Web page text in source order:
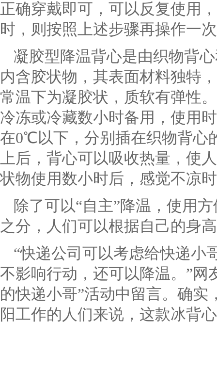
正确穿戴即可，可以反复使用
时，则按照上述步骤再操作一
凝胶型降温背心是由织物背
内含胶状物，其表面材料独特
常温下为凝胶状，质软有弹性
冷冻或冷藏数小时备用，使用
在0℃以下，分别插在织物背心
上后，背心可以吸收热量，使
状物使用数小时后，感觉不凉
除了可以“自主”降温，使用
之分，人们可以根据自己的身
“快递公司可以考虑给快递小
不影响行动，还可以降温。”网
的快递小哥”活动中留言。确
阳工作的人们来说，这款冰背